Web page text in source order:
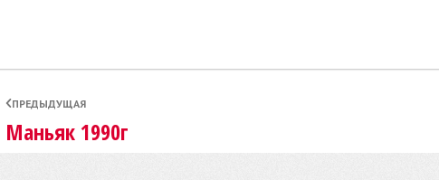
ПРЕДЫДУЩАЯ
Маньяк 1990г